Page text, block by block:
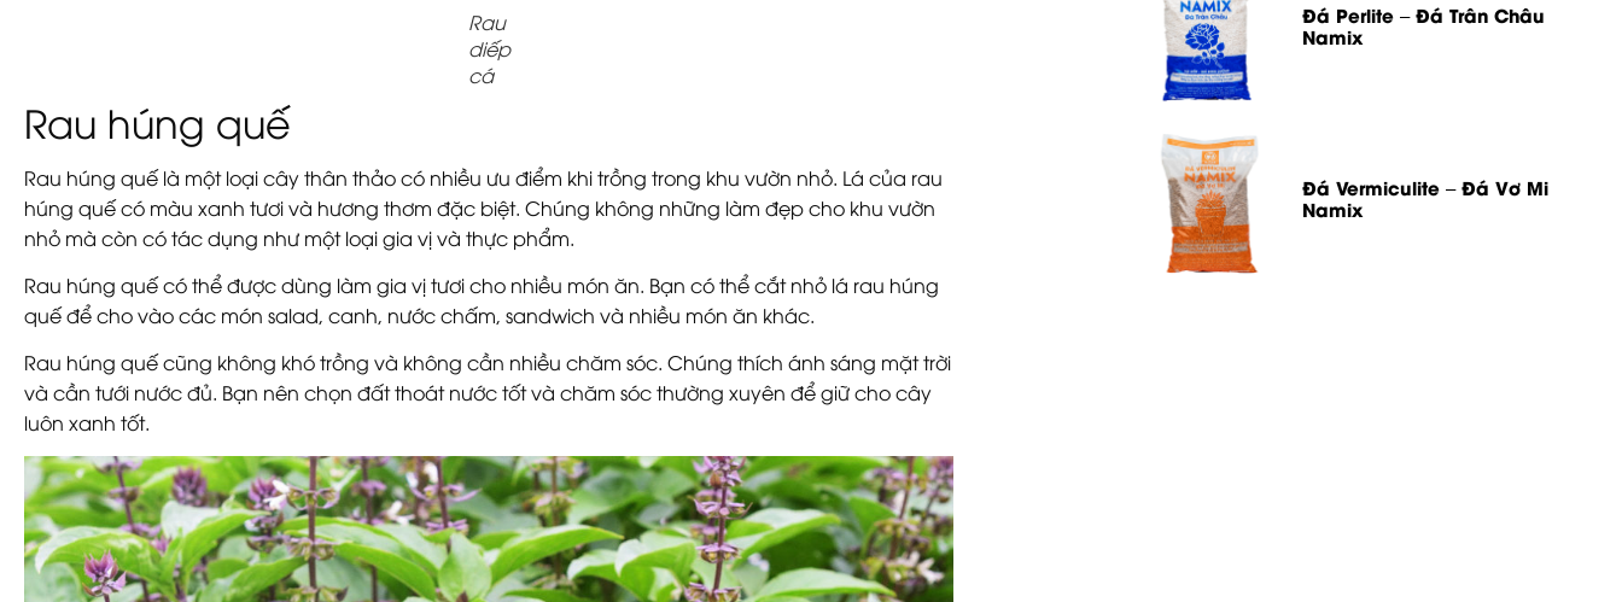
Rau
diếp
cá
Rau húng quế
Rau húng quế là một loại cây thân thảo có nhiều ưu điểm khi trồng trong khu vườn nhỏ. Lá của rau
húng quế có màu xanh tươi và hương thơm đặc biệt. Chúng không những làm đẹp cho khu vườn
nhỏ mà còn có tác dụng như một loại gia vị và thực phẩm.
Rau húng quế có thể được dùng làm gia vị tươi cho nhiều món ăn. Bạn có thể cắt nhỏ lá rau húng
quế để cho vào các món salad, canh, nước chấm, sandwich và nhiều món ăn khác.
Rau húng quế cũng không khó trồng và không cần nhiều chăm sóc. Chúng thích ánh sáng mặt trời
và cần tưới nước đủ. Bạn nên chọn đất thoát nước tốt và chăm sóc thường xuyên để giữ cho cây
luôn xanh tốt.
Đá Perlite – Đá Trân Châu
Namix
Đá Vermiculite – Đá Vơ Mi
Namix